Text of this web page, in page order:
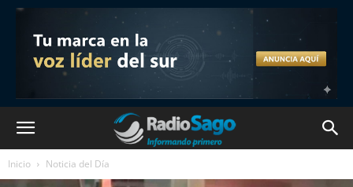
Inicio Noticia del Día